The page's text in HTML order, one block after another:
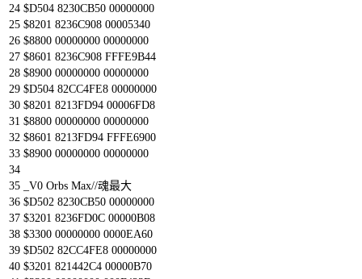
24
25
26
27
28
29
30
31
32
33
34
35
36
37
38
39
40
$D504 8230CB50 00000000
$8201 8236C908 00005340
$8800 00000000 00000000
$8601 8236C908 FFFE9B44
$8900 00000000 00000000
$D504 82CC4FE8 00000000
$8201 8213FD94 00006FD8
$8800 00000000 00000000
$8601 8213FD94 FFFE6900
$8900 00000000 00000000
_V0 Orbs Max//魂最大
$D502 8230CB50 00000000
$3201 8236FD0C 00000B08
$3300 00000000 0000EA60
$D502 82CC4FE8 00000000
$3201 821442C4 00000B70